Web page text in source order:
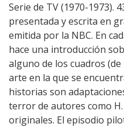
Serie de TV (1970-1973).
presentada y escrita en
emitida por la NBC. En
hace una introducción
alguno de los cuadros
arte en la que se
historias son
terror de autores como
originales. El episodio